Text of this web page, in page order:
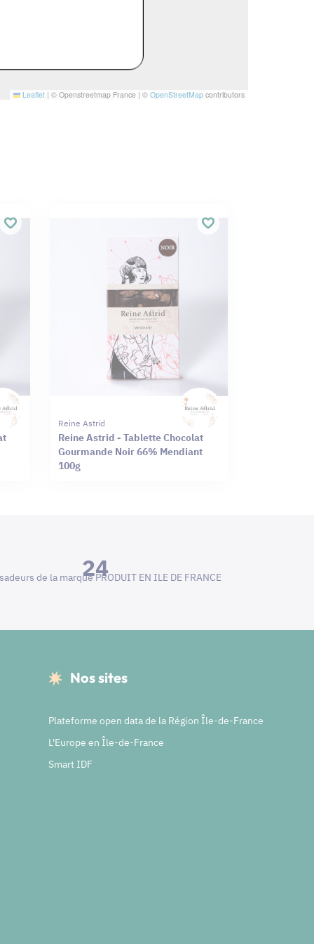
Leaflet | © Openstreetmap France | © OpenStreetMap contributors
Reine Astrid
Reine Astrid - Tablette Chocolat
Gourmande Noir 66% Mendiant
100g
24
de la marque PRODUIT EN ILE DE FRANCE
Nos sites
Plateforme open data de la Région Île-de-France
L'Europe en Île-de-France
Smart IDF